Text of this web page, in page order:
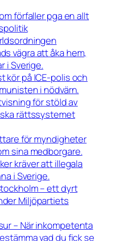
förfaller pga en allt
vägra att åka hem,
i Sverige.
kör på ICE-polis och
i nödvärn.
för stöld av
rättssystemet
för myndigheter
sina medborgare.
kräver att illegala
i Sverige.
– ett dyrt
Miljöpartiets
– När inkompetenta
vad du fick se